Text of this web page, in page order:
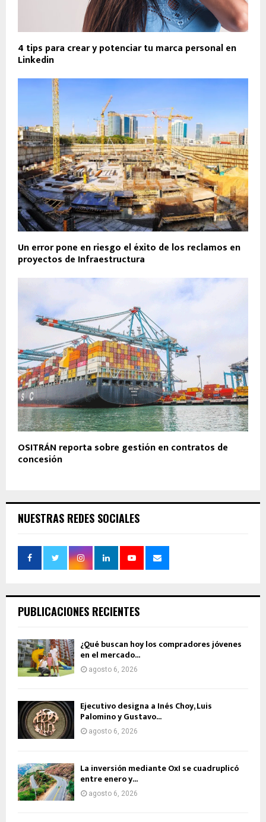
4 tips para crear y potenciar tu marca personal en
Linkedin
Un error pone en riesgo el éxito de los reclamos en
proyectos de Infraestructura
OSITRÁN reporta sobre gestión en contratos de
concesión
NUESTRAS REDES SOCIALES
PUBLICACIONES RECIENTES
¿Qué buscan hoy los compradores jóvenes
en el mercado...
agosto 6, 2026
Ejecutivo designa a Inés Choy, Luis
Palomino y Gustavo...
agosto 6, 2026
La inversión mediante OxI se cuadruplicó
entre enero y...
agosto 6, 2026